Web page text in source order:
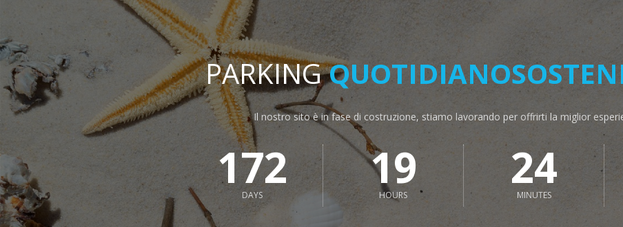
PARKING
Il nostro sito è in fase di costruzione, stiamo lavorando per offrirti la miglior
172
DAYS 19
HOURS 24
MINUTES